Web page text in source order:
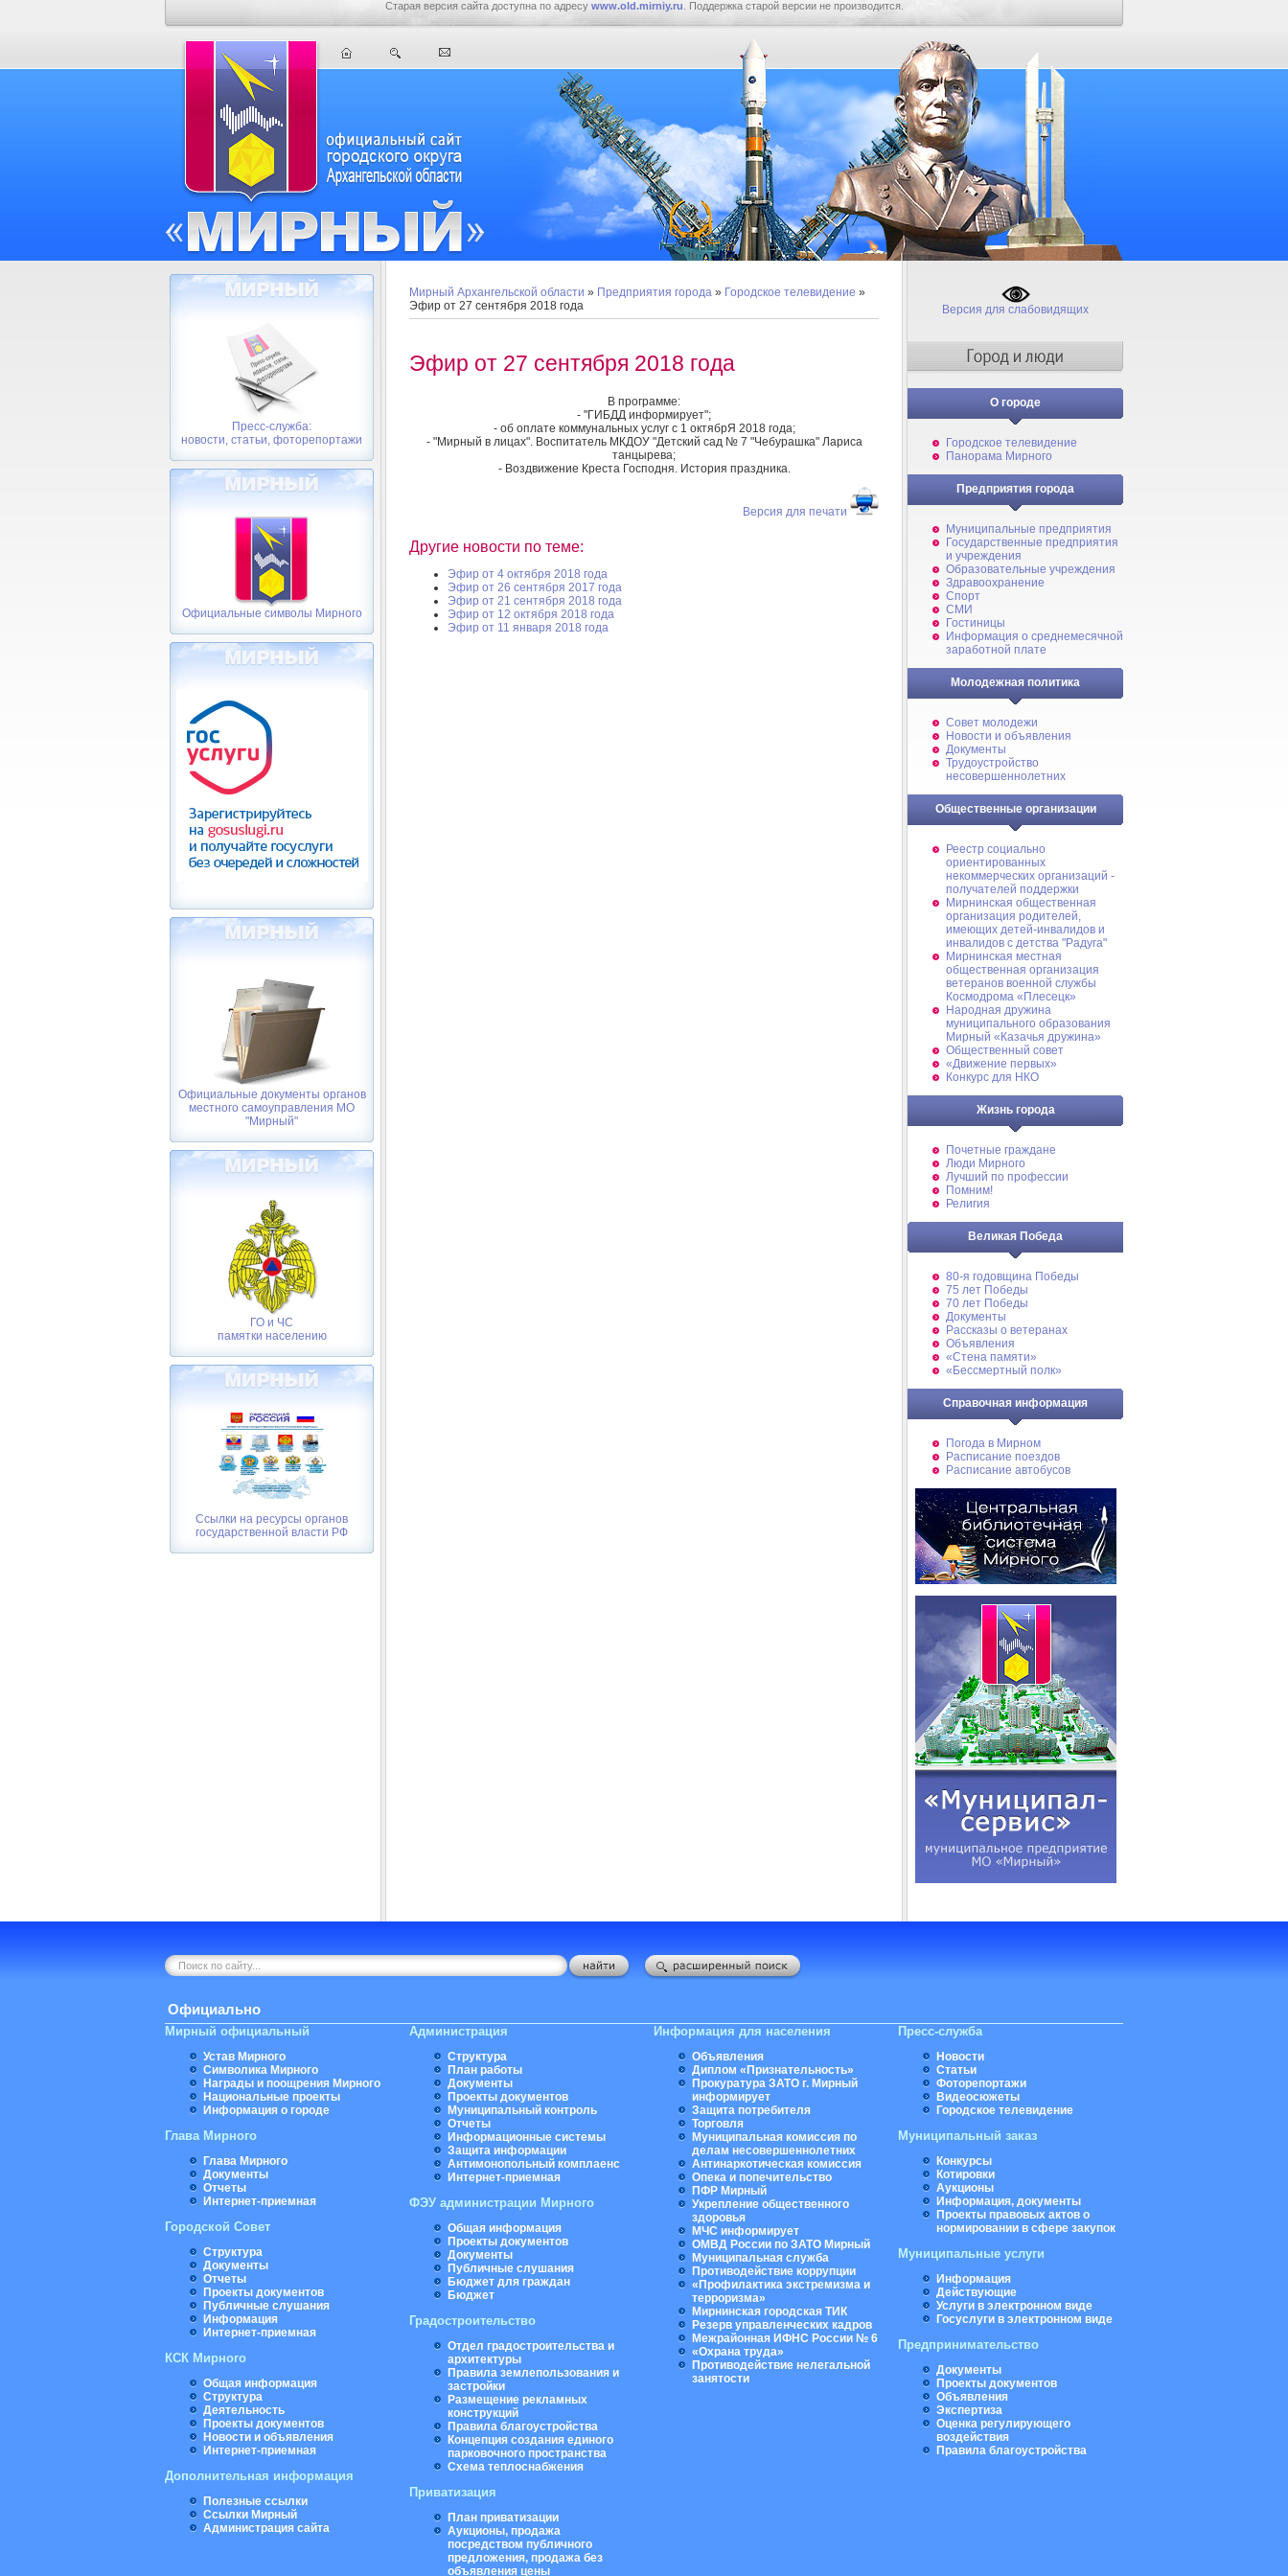
Старая версия сайта доступна по адресу www.old.mirniy.ru . Поддержка старой версии не производится.
Пресс-служба:
новости, статьи, фоторепортажи
Официальные символы Мирного
Официальные документы органов
местного самоуправления МО
"Мирный"
ГО и ЧС
памятки населению
Ссылки на ресурсы органов
государственной власти РФ
Мирный Архангельской области » Предприятия города » Городское телевидение »
Эфир от 27 сентября 2018 года
Эфир от 27 сентября 2018 года
В программе:
- "ГИБДД информирует";
- об оплате коммунальных услуг с 1 октябрЯ 2018 года;
- "Мирный в лицах". Воспитатель МКДОУ "Детский сад № 7 "Чебурашка" Лариса
танцырева;
- Воздвижение Креста Господня. История праздника.
Версия для печати
Другие новости по теме:
Эфир от 4 октября 2018 года
Эфир от 26 сентября 2017 года
Эфир от 21 сентября 2018 года
Эфир от 12 октября 2018 года
Эфир от 11 января 2018 года
Версия для слабовидящих
О городе
Городское телевидение
Панорама Мирного
Предприятия города
Муниципальные предприятия
Государственные предприятия
и учреждения
Образовательные учреждения
Здравоохранение
Спорт
СМИ
Гостиницы
Информация о среднемесячной
заработной плате
Молодежная политика
Совет молодежи
Новости и объявления
Документы
Трудоустройство
несовершеннолетних
Общественные организации
Реестр социально
ориентированных
некоммерческих организаций -
получателей поддержки
Мирнинская общественная
организация родителей,
имеющих детей-инвалидов и
инвалидов с детства "Радуга"
Мирнинская местная
общественная организация
ветеранов военной службы
Космодрома «Плесецк»
Народная дружина
муниципального образования
Мирный «Казачья дружина»
Общественный совет
«Движение первых»
Конкурс для НКО
Жизнь города
Почетные граждане
Люди Мирного
Лучший по профессии
Помним!
Религия
Великая Победа
80-я годовщина Победы
75 лет Победы
70 лет Победы
Документы
Рассказы о ветеранах
Объявления
«Стена памяти»
«Бессмертный полк»
Справочная информация
Погода в Мирном
Расписание поездов
Расписание автобусов
Официально
Мирный официальный
Устав Мирного
Символика Мирного
Награды и поощрения Мирного
Национальные проекты
Информация о городе
Глава Мирного
Глава Мирного
Документы
Отчеты
Интернет-приемная
Городской Совет
Структура
Документы
Отчеты
Проекты документов
Публичные слушания
Информация
Интернет-приемная
КСК Мирного
Общая информация
Структура
Деятельность
Проекты документов
Новости и объявления
Интернет-приемная
Дополнительная информация
Полезные ссылки
Ссылки Мирный
Администрация сайта
Администрация
Структура
План работы
Документы
Проекты документов
Муниципальный контроль
Отчеты
Информационные системы
Защита информации
Антимонопольный комплаенс
Интернет-приемная
ФЭУ администрации Мирного
Общая информация
Проекты документов
Документы
Публичные слушания
Бюджет для граждан
Бюджет
Градостроительство
Отдел градостроительства и
архитектуры
Правила землепользования и
застройки
Размещение рекламных
конструкций
Правила благоустройства
Концепция создания единого
парковочного пространства
Схема теплоснабжения
Приватизация
План приватизации
Аукционы, продажа
посредством публичного
предложения, продажа без
объявления цены
Информация для населения
Объявления
Диплом «Признательность»
Прокуратура ЗАТО г. Мирный
информирует
Защита потребителя
Торговля
Муниципальная комиссия по
делам несовершеннолетних
Антинаркотическая комиссия
Опека и попечительство
ПФР Мирный
Укрепление общественного
здоровья
МЧС информирует
ОМВД России по ЗАТО Мирный
Муниципальная cлужба
Противодействие коррупции
«Профилактика экстремизма и
терроризма»
Мирнинская городская ТИК
Резерв управленческих кадров
Межрайонная ИФНС России № 6
«Охрана труда»
Противодействие нелегальной
занятости
Пресс-служба
Новости
Статьи
Фоторепортажи
Видеосюжеты
Городское телевидение
Муниципальный заказ
Конкурсы
Котировки
Аукционы
Информация, документы
Проекты правовых актов о
нормировании в сфере закупок
Муниципальные услуги
Информация
Действующие
Услуги в электронном виде
Госуслуги в электронном виде
Предпринимательство
Документы
Проекты документов
Объявления
Экспертиза
Оценка регулирующего
воздействия
Правила благоустройства